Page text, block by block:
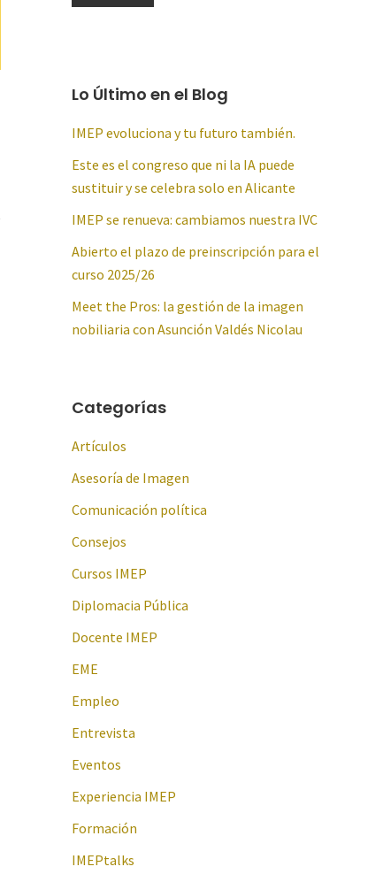
Lo Último en el Blog
IMEP evoluciona y tu futuro también.
Este es el congreso que ni la IA puede
sustituir y se celebra solo en Alicante
IMEP se renueva: cambiamos nuestra IVC
Abierto el plazo de preinscripción para el
curso 2025/26
Meet the Pros: la gestión de la imagen
nobiliaria con Asunción Valdés Nicolau
Categorías
Artículos
Asesoría de Imagen
Comunicación política
Consejos
Cursos IMEP
Diplomacia Pública
Docente IMEP
EME
Empleo
Entrevista
Eventos
Experiencia IMEP
Formación
IMEPtalks